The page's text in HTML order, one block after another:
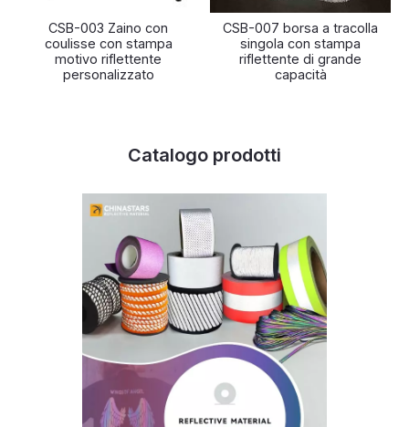
CSB-003 Zaino con
coulisse con stampa
motivo riflettente
personalizzato
CSB-007 borsa a tracolla
singola con stampa
riflettente di grande
capacità
Catalogo prodotti